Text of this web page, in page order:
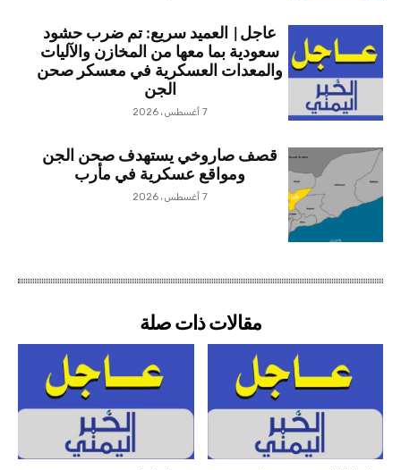
عاجل| العميد سريع: تم ضرب حشود
سعودية بما معها من المخازن والآليات
والمعدات العسكرية في معسكر صحن
الجن
7 أغسطس، 2026
قصف صاروخي يستهدف صحن الجن
ومواقع عسكرية في مأرب
7 أغسطس، 2026
مقالات ذات صلة